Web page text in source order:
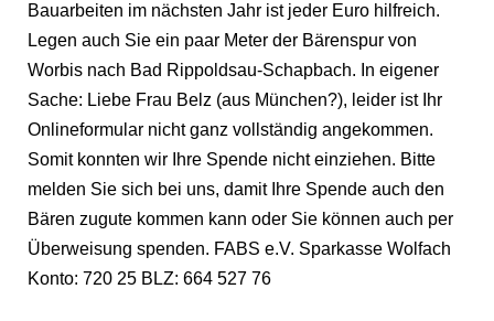
Bauarbeiten im nächsten Jahr ist jeder Euro hilfreich.
Legen auch Sie ein paar Meter der Bärenspur von
Worbis nach Bad Rippoldsau-Schapbach. In eigener
Sache: Liebe Frau Belz (aus München?), leider ist Ihr
Onlineformular nicht ganz vollständig angekommen.
Somit konnten wir Ihre Spende nicht einziehen. Bitte
melden Sie sich bei uns, damit Ihre Spende auch den
Bären zugute kommen kann oder Sie können auch per
Überweisung spenden. FABS e.V. Sparkasse Wolfach
Konto: 720 25 BLZ: 664 527 76